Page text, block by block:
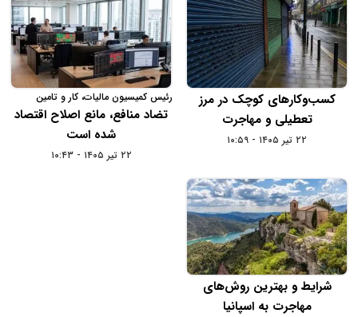
کسب‌وکارهای کوچک در مرز
تعطیلی و مهاجرت
۲۲ تیر ۱۴۰۵ - ۱۰:۵۹
رئیس کمیسیون مالیات، کار و تامین
اجتماعی اتاق بازرگانی ایران:
تضاد منافع، مانع اصلاح اقتصاد
شده است
۲۲ تیر ۱۴۰۵ - ۱۰:۴۳
شرایط و بهترین روش‌های
مهاجرت به اسپانیا